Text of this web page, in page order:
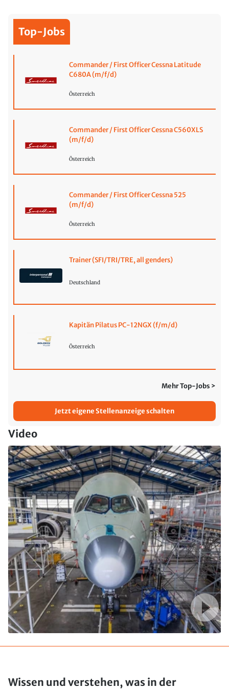
Top-Jobs
Commander / First Officer Cessna Latitude
C680A (m/f/d)
Österreich
Commander / First Officer Cessna C560XLS
(m/f/d)
Österreich
Commander / First Officer Cessna 525
(m/f/d)
Österreich
Trainer (SFI/TRI/TRE, all genders)
Deutschland
Kapitän Pilatus PC-12NGX (f/m/d)
Österreich
Mehr Top-Jobs >
Jetzt eigene Stellenanzeige schalten
Video
Wissen und verstehen, was in der